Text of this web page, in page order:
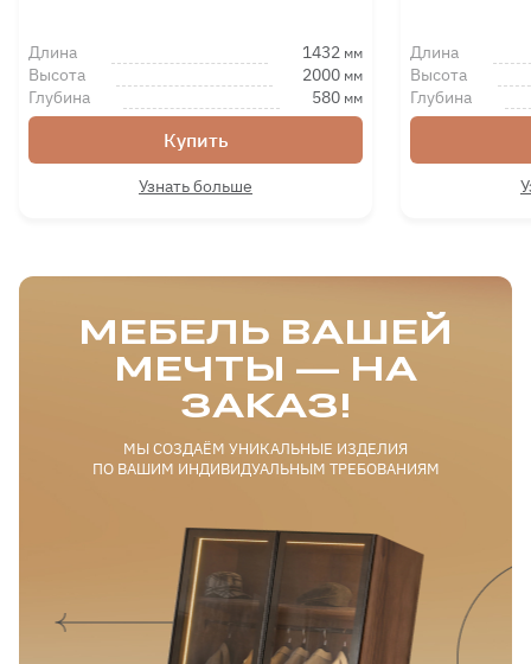
Длина 1432 мм
Высота 2000 мм
Глубина 580 мм
Купить
Узнать больше
Длина
Высота
Глубина
МЕБЕЛЬ ВАШЕЙ
МЕЧТЫ — НА
ЗАКАЗ!
МЫ СОЗДАЁМ УНИКАЛЬНЫЕ ИЗДЕЛИЯ
ПО ВАШИМ ИНДИВИДУАЛЬНЫМ ТРЕБОВАНИЯМ